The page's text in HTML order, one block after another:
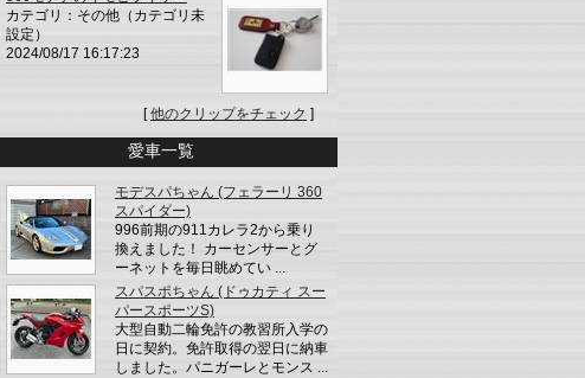
カテゴリ：その他（カテゴリ未
設定）
2024/08/17 16:17:23
[他のクリップをチェック ]
愛車一覧
モデスパちゃん (フェラーリ 360
スパイダー)
996前期の911カレラ2から乗り
換えました！ カーセンサーとグ
ーネットを毎日眺めてい ...
スパスポちゃん (ドゥカティ スー
パースポーツS)
大型自動二輪免許の教習所入学の
日に契約。免許取得の翌日に納車
しました。パニガーレとモンス ...